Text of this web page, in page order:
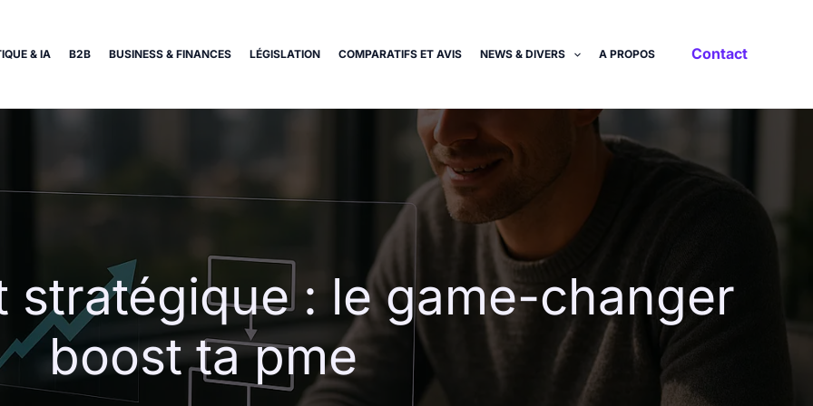
& IA B2B BUSINESS & FINANCES LÉGISLATION COMPARATIFS ET AVIS NEWS & DIVERS A PROPOS Contact
stratégique : le game-changer
boost ta pme